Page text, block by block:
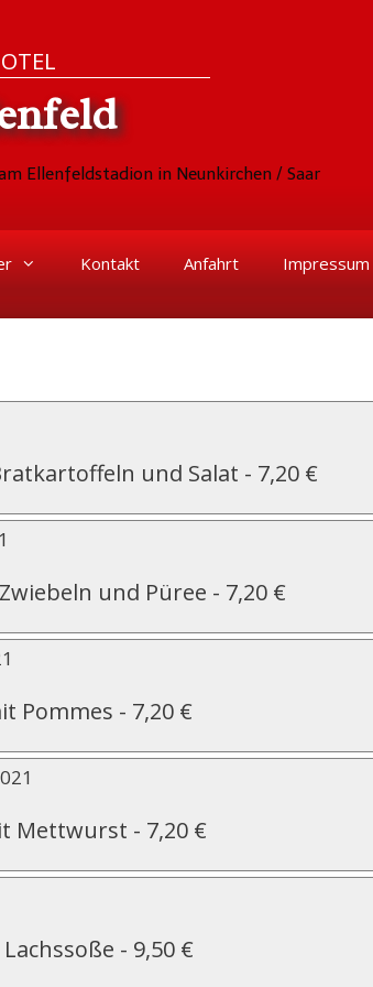
Ellenfeldstadion in Neunkirchen / Saar
Kontakt Anfahrt Impressum
und Salat - 7,20 €
und Püree - 7,20 €
Pommes - 7,20 €
Mettwurst - 7,20 €
- 9,50 €